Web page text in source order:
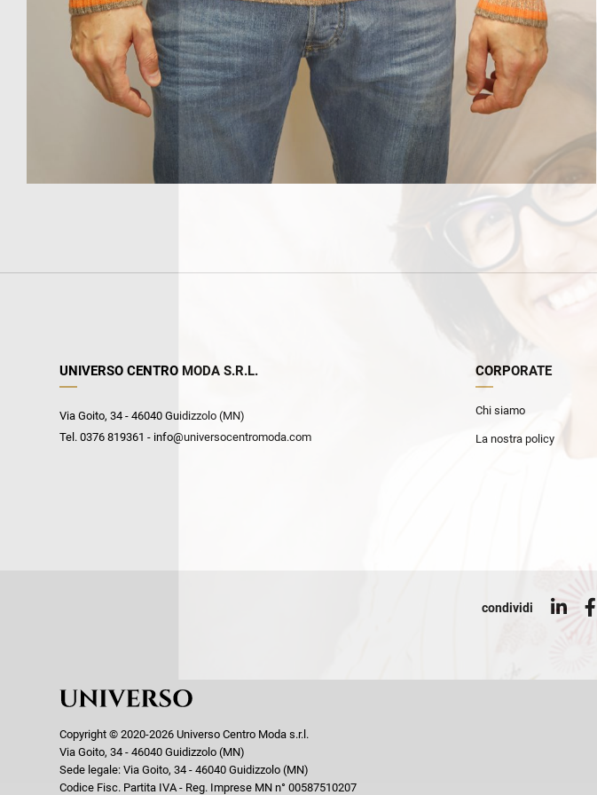
UNIVERSO CENTRO MODA S.R.L.
Via Goito, 34 - 46040 Guidizzolo (MN)
Tel. 0376 819361 - info@universocentromoda.com
CORPORATE
Chi siamo
La nostra policy
condividi
Copyright © 2020-2026 Universo Centro Moda s.r.l.
Via Goito, 34 - 46040 Guidizzolo (MN)
Sede legale: Via Goito, 34 - 46040 Guidizzolo (MN)
Codice Fisc. Partita IVA - Reg. Imprese MN n° 00587510207